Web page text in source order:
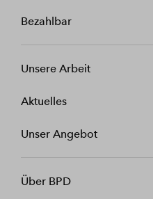
Bezahlbar
Unsere Arbeit
Aktuelles
Unser Angebot
Über BPD